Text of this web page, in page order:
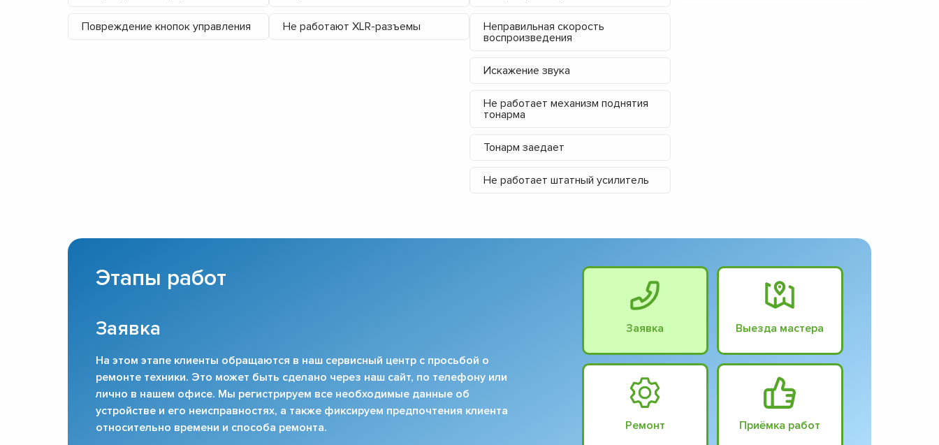
Повреждение кнопок управления Не работают XLR-разъемы
Неправильная скорость
воспроизведения
Искажение звука
Не работает механизм поднятия
тонарма
Тонарм заедает
Не работает штатный усилитель
Этапы работ
Заявка
На этом этапе клиенты обращаются в наш сервисный центр с просьбой о
ремонте техники. Это может быть сделано через наш сайт, по телефону или
лично в нашем офисе. Мы регистрируем все необходимые данные об
устройстве и его неисправностях, а также фиксируем предпочтения клиента
относительно времени и способа ремонта.
Заявка Выезда мастера
Ремонт Приёмка работ